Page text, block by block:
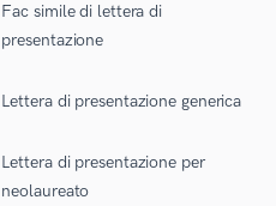
Fac simile di lettera di
presentazione
Lettera di presentazione generica
Lettera di presentazione per
neolaureato